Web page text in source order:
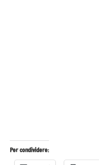
Per condividere: